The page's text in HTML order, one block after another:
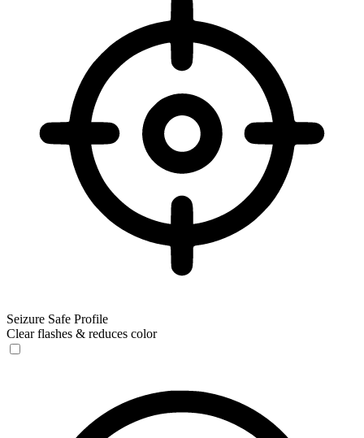
Seizure Safe Profile
Clear flashes & reduces color